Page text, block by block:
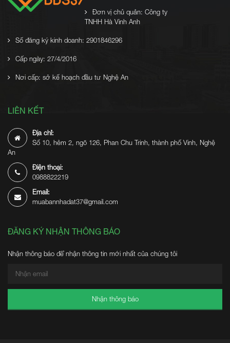
Đơn vị chủ quản: Công ty
TNHH Hà Vinh Anh
Số đăng ký kinh doanh: 2901846296
Cấp ngày: 27/4/2016
Nơi cấp: sở kế hoạch đầu tư Nghệ An
LIÊN KẾT
Địa chỉ:
Số 10, hẻm 2, ngõ 126, Phan Chu Trinh, thành phố Vinh, Nghệ
An
Điện thoại:
0988822219
Email:
muabannhadat37@gmail.com
ĐĂNG KÝ NHẬN THÔNG BÁO
Nhận thông báo để nhận thông tin mới nhất của chúng tôi
Nhận thông báo